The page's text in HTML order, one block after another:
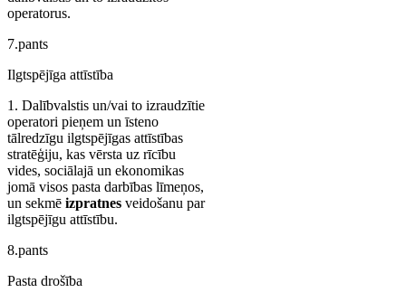
operatorus.
7.pants
Ilgtspējīga attīstība
1. Dalībvalstis un/vai to izraudzītie
operatori pieņem un īsteno
tālredzīgu ilgtspējīgas attīstības
stratēģiju, kas vērsta uz rīcību
vides, sociālajā un ekonomikas
jomā visos pasta darbības līmeņos,
un sekmē izpratnes veidošanu par
ilgtspējīgu attīstību.
8.pants
Pasta drošība